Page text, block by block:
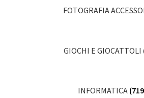
FOTOGRAFIA
GIOCHI E GIOCATTOLI
INFORMATICA